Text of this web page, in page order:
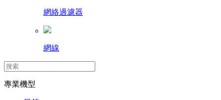
網絡過濾器
網線
專業機型